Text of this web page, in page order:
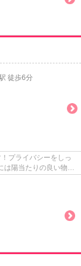
徒歩6分
プライバシーをしっ
は陽当たりの良い物件